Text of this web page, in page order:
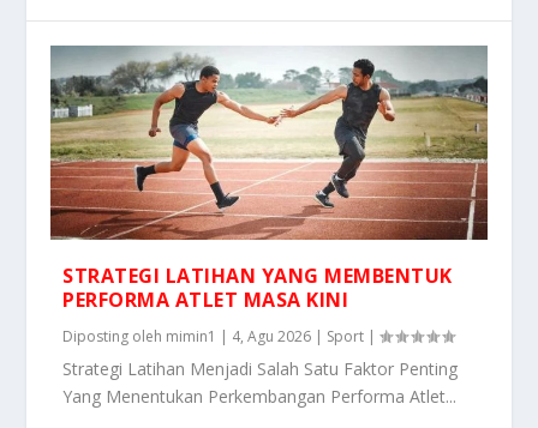
STRATEGI LATIHAN YANG MEMBENTUK
PERFORMA ATLET MASA KINI
Diposting oleh mimin1 | 4, Agu 2026 | Sport |
Strategi Latihan Menjadi Salah Satu Faktor Penting
Yang Menentukan Perkembangan Performa Atlet...